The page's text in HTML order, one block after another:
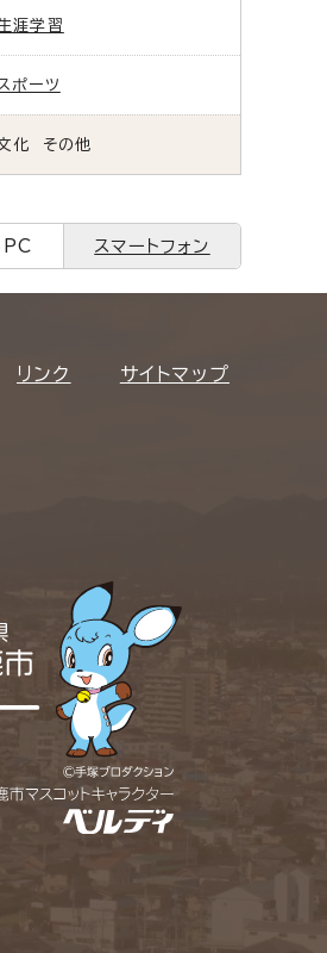
涯学習
ポーツ
化 その他
PC スマートフォン
リンク サイトマップ